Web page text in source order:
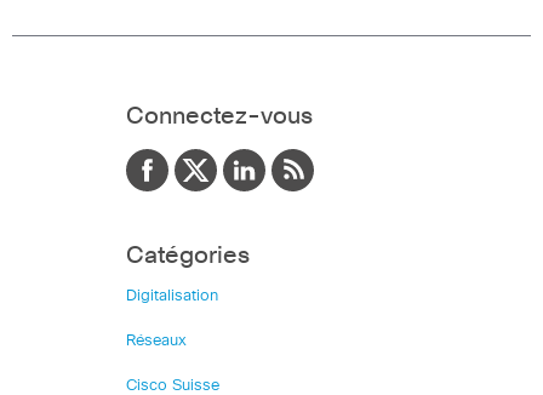
Connectez-vous
Catégories
Digitalisation
Réseaux
Cisco Suisse